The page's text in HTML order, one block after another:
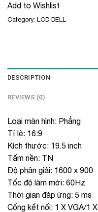
Add to Wishlist
Category: LCD DELL
DESCRIPTION
REVIEWS (0)
Loại màn hình: Phẳng
Tỉ lệ: 16:9
Kích thước: 19.5 inch
Tấm nền: TN
Độ phân giải: 1600 x 900
Tốc độ làm mới: 60Hz
Thời gian đáp ứng: 5 ms
Cổng kết nối: 1 X VGA/1